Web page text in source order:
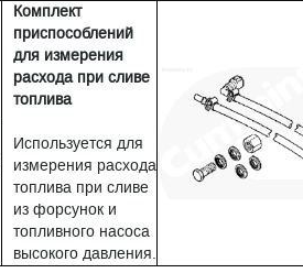
Комплект
приспособлений
для измерения
расхода при сливе
топлива
Используется для
измерения расхода
топлива при сливе
из форсунок и
топливного насоса
высокого давления.